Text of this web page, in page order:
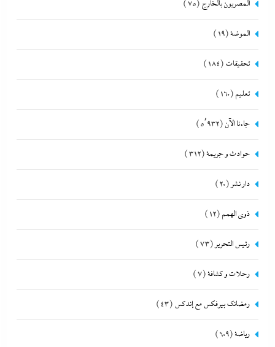
المصريون بالخارج (75)
الموضة(19)
تحقيقات (184)
تعليم (160)
جاءنا الآن (5٬932)
حوادث و جريمة(312)
دار نشر (20)
ذوى الهمم (12)
رئيس التحرير (73)
رحلات و كشافة(7)
رمضانك بيرفكس مع إندكس (43)
رياضة(609)